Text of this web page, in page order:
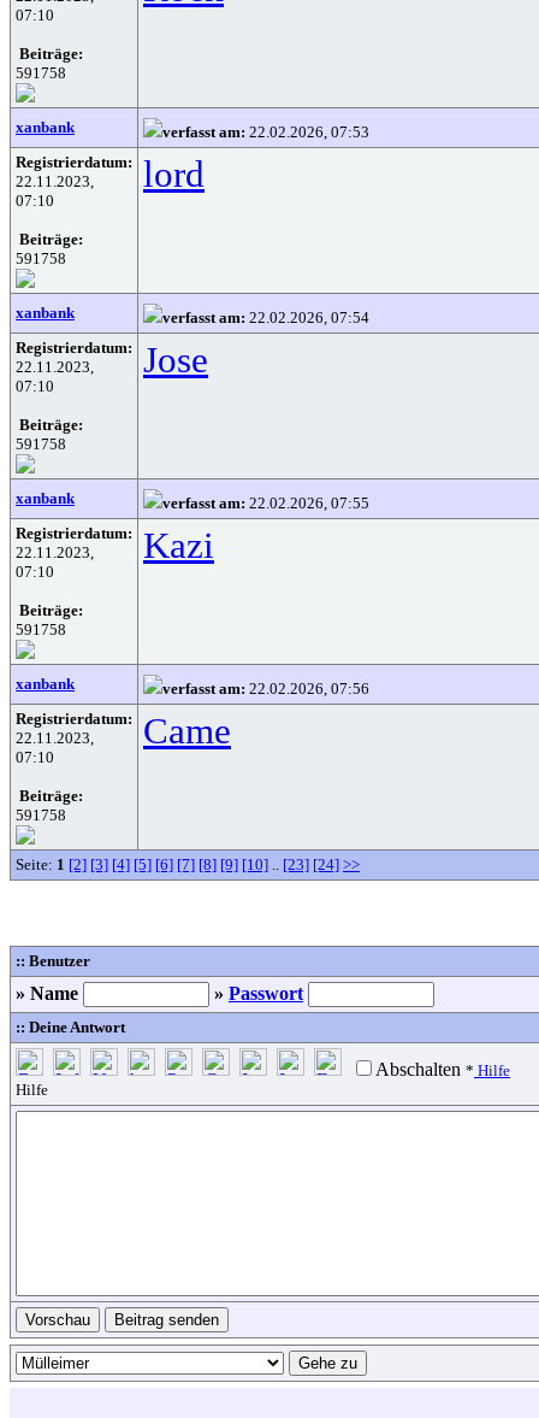
07:10
Beiträge:
591758
xanbank verfasst am: 22.02.2026, 07:53
Registrierdatum:
22.11.2023,
07:10
Beiträge:
591758
lord
xanbank verfasst am: 22.02.2026, 07:54
Registrierdatum:
22.11.2023,
07:10
Beiträge:
591758
Jose
xanbank verfasst am: 22.02.2026, 07:55
Registrierdatum:
22.11.2023,
07:10
Beiträge:
591758
Kazi
xanbank verfasst am: 22.02.2026, 07:56
Registrierdatum:
22.11.2023,
07:10
Beiträge:
591758
Came
Seite: 1 [2] [3] [4] [5] [6] [7] [8] [9] [10] .. [23] [24] >>
:: Benutzer
» Name » Passwort
:: Deine Antwort
Abschalten * Hilfe
Hilfe